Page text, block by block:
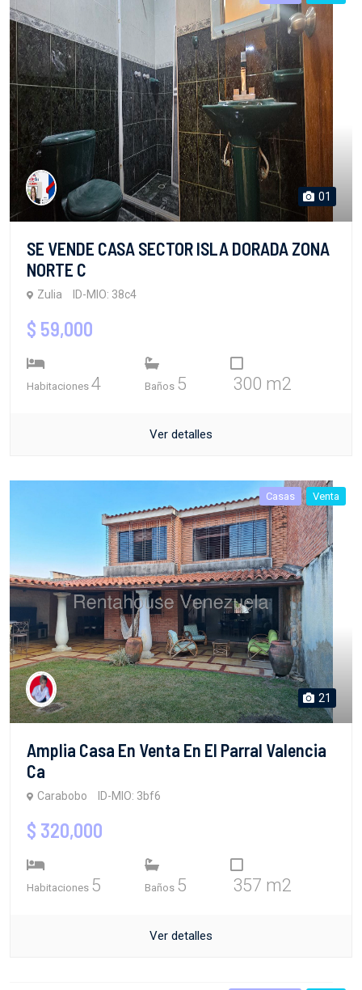
01
SE VENDE CASA SECTOR ISLA DORADA ZONA
NORTE C
Zulia ID-MIO: 38c4
$ 59,000
Habitaciones 4 Baños 5 300 m2
Ver detalles
Casas Venta
21
Amplia Casa En Venta En El Parral Valencia
Ca
Carabobo ID-MIO: 3bf6
$ 320,000
Habitaciones 5 Baños 5 357 m2
Ver detalles